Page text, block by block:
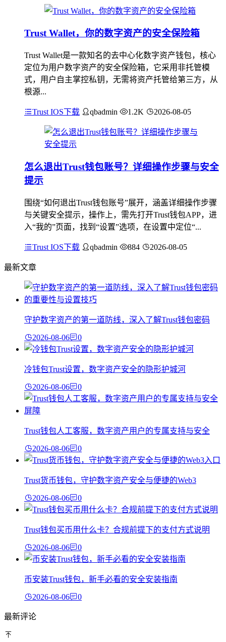
Trust Wallet，你的数字资产的安全保险箱
Trust Wallet是一款知名的去中心化数字资产钱包，核心
定位为用户数字资产的安全保险箱，它采用非托管模
式，用户自主掌控私钥，无需将资产托管给第三方，从
根源...
Trust IOS下载 qbadmin 1.2K 2026-08-05
怎么退出Trust钱包账号？详细操作步骤与安全
提示
围绕“如何退出Trust钱包账号”展开，涵盖详细操作步骤
与关键安全提示，操作上，需先打开Trust钱包APP，进
入“我的”页面，找到“设置”选项，在设置中定位“...
Trust IOS下载 qbadmin 884 2026-08-05
最新文章
守护数字资产的第一道防线，深入了解Trust钱包密码
2026-08-06 0
冷钱包Trust设置，数字资产安全的隐形护城河
2026-08-06 0
Trust钱包人工客服，数字资产用户的专属支持与安全
2026-08-06 0
Trust货币钱包，守护数字资产安全与便捷的Web3
2026-08-06 0
Trust钱包买币用什么卡？合规前提下的支付方式说明
2026-08-06 0
币安装Trust钱包，新手必看的安全安装指南
2026-08-06 0
最新评论